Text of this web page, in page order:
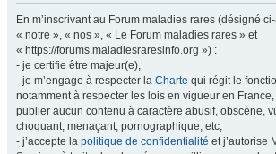
En m’inscrivant au Forum maladies rares (désigné
« notre », « nos », « Le Forum maladies rares » et
« https://forums.maladiesraresinfo.org ») :
- je certifie être majeur(e),
- je m’engage à respecter la Charte qui régit le
notamment à respecter les lois en vigueur en
publier aucun contenu à caractère abusif, obscène,
choquant, menaçant, pornographique, etc,
- j’accepte la politique de confidentialité et j’autorise